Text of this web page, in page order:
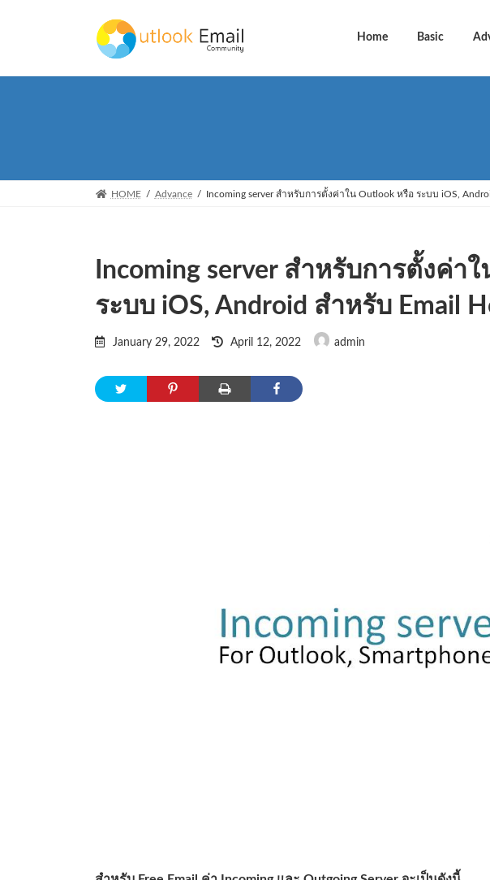
Home Basic
HOME Advance Incoming server สำหรับการตั้งค่าใน Outlook หรือ ระบบ iOS,
Incoming server สำหรับการตั้งค่า
ระบบ iOS, Android สำหรับ Email
January 29, 2022
Last
updated
April 12, 2022 admin